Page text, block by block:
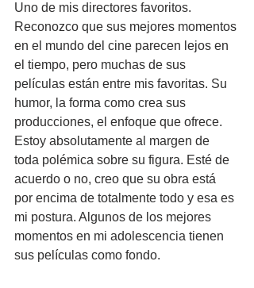
Uno de mis directores favoritos.
Reconozco que sus mejores momentos
en el mundo del cine parecen lejos en
el tiempo, pero muchas de sus
películas están entre mis favoritas. Su
humor, la forma como crea sus
producciones, el enfoque que ofrece.
Estoy absolutamente al margen de
toda polémica sobre su figura. Esté de
acuerdo o no, creo que su obra está
por encima de totalmente todo y esa es
mi postura. Algunos de los mejores
momentos en mi adolescencia tienen
sus películas como fondo.